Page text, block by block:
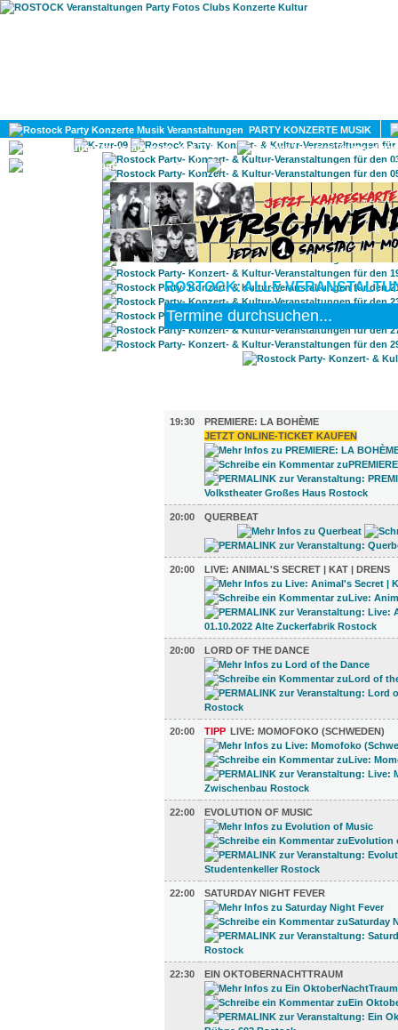
PARTY KONZERTE MUSIK
KULTUR
GAY
ROSTOCK: ALLE
19:30
PREMIERE: LA BOHÈME
JETZT ONLINE-TICKET KAUFEN
20:00 QUERBEAT
20:00 LIVE: ANIMAL'S SECRET | KAT | DRENS
20:00 LORD OF THE DANCE
20:00 TIPP LIVE: MOMOFOKO (SCHWEDEN)
22:00 EVOLUTION OF MUSIC
22:00 SATURDAY NIGHT FEVER
22:30 EIN OKTOBERNACHTTRAUM